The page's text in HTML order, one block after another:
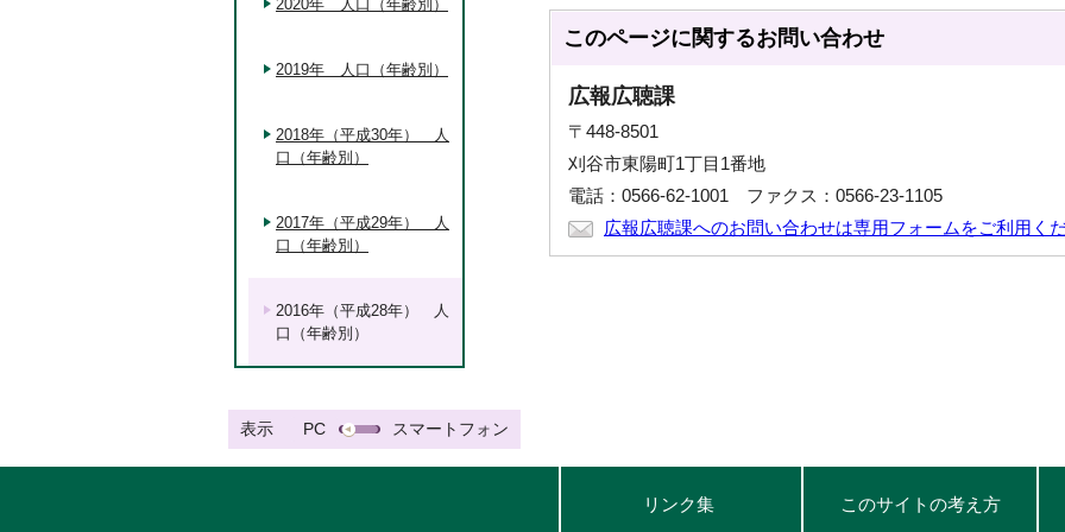
このページに関するお問い合わせ
広報広聴課
〒448-8501
刈谷市東陽町1丁目1番地
電話：0566-62-1001 ファクス：0566-23-1105
広報広聴課へのお問い合わせは専用フォームをご利用く
2020年 人口（年齢別）
2019年 人口（年齢別）
2018年（平成30年） 人
口（年齢別）
2017年（平成29年） 人
口（年齢別）
2016年（平成28年） 人
口（年齢別）
表示 PC スマートフォン
リンク集 このサイトの考え方